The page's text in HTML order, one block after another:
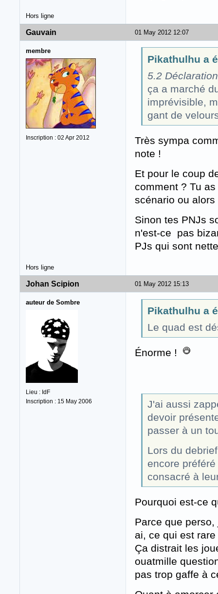
Hors ligne
01 May 2012 12:07
Gauvain
membre
Inscription : 02 Apr 2012
Pikathulhu a
5.2
ça a marché
imprévisible,
gant de
Très sympa
note !
Et pour le coup
comment ? Tu
scénario ou
Sinon tes PNJs
n'est-ce pas
PJs qui sont
Hors ligne
01 May 2012 15:13
Johan Scipion
auteur de Sombre
Lieu : IdF
Inscription : 15 May 2006
Pikathulhu a
Le quad est
Énorme !
J'ai aussi
devoir
passer à un
Lors du
encore
consacré à
Pourquoi est-ce
Parce que
ai, ce qui est
Ça distrait les
ouatmille
pas trop gaffe à